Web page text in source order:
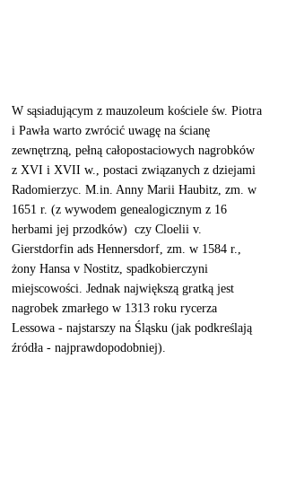
W sąsiadującym z mauzoleum kościele św. Piotra
i Pawła warto zwrócić uwagę na ścianę
zewnętrzną, pełną całopostaciowych nagrobków
z XVI i XVII w., postaci związanych z dziejami
Radomierzyc. M.in. Anny Marii Haubitz, zm. w
1651 r. (z wywodem genealogicznym z 16
herbami jej przodków)  czy Cloelii v.
Gierstdorfin ads Hennersdorf, zm. w 1584 r.,
żony Hansa v Nostitz, spadkobierczyni
miejscowości. Jednak największą gratką jest
nagrobek zmarłego w 1313 roku rycerza
Lessowa - najstarszy na Śląsku (jak podkreślają
źródła - najprawdopodobniej).